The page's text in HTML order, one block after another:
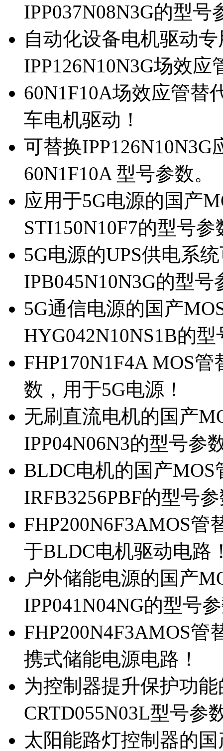
IPP037N08N3G的型号
自动化设备电机驱动
IPP126N10N3G场效应
60N1F10A场效应管替
车电机驱动！
可替换
60N1F10A 型号参数。
应用于5G电源的国产
STI150N10F7的型号参
5G电源的UPS供电系
IPB045N10N3G的型号
5G通信电源的国产
HYG042N10NS1B的
FHP170N1F4A MOS
数，用于5G电源！
无刷直流电机的国产
IPP04N06N3的型号参
BLDC电机的国产MOS
IRFB3256PBF的型号
FHP200N6F3AMOS管
于BLDC电机驱动电路
户外储能电源的国产
IPP041N04NG的型号
FHP200N4F3AMOS管
携式储能电源电路！
为控制器提升保护功
CRTD055N03L型号参
太阳能路灯控制器的